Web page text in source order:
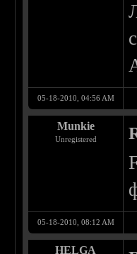
05-18-2010, 04:56 AM
Munkie
Unregistered
05-18-2010, 08:12 AM
HELGA